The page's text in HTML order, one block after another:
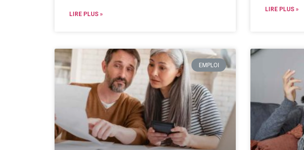
LIRE PLUS »
LIRE PLUS »
EMPLOI